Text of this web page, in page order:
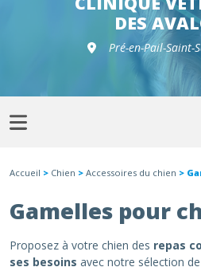
DES
Pré-en-Pail-Saint-
Accueil > Chien > Accessoires du chien >
Gamelles pour
Proposez à votre chien des repas
ses besoins avec notre sélection